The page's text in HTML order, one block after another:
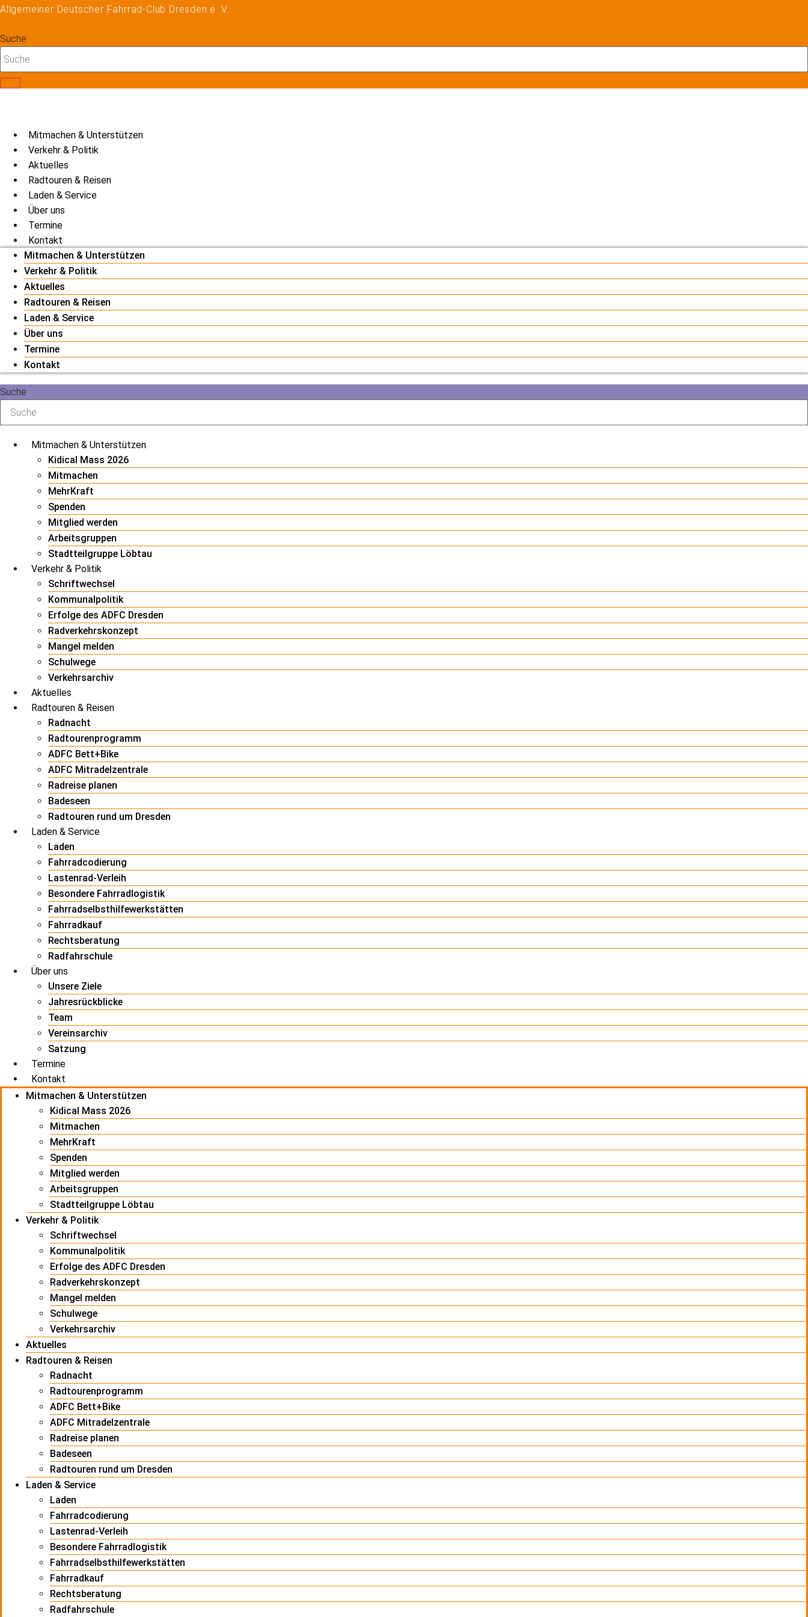
Zum
springen
Allgemeiner Deutscher Fahrrad-Club Dresden e. V.
Suche
Mitmachen & Unterstützen
Verkehr & Politik
Aktuelles
Radtouren & Reisen
Laden & Service
Über uns
Termine
Kontakt
Mitmachen & Unterstützen
Verkehr & Politik
Aktuelles
Radtouren & Reisen
Laden & Service
Über uns
Termine
Kontakt
Suche
Mitmachen & Unterstützen
Kidical Mass 2026
Mitmachen
MehrKraft
Spenden
Mitglied werden
Arbeitsgruppen
Stadtteilgruppe Löbtau
Verkehr & Politik
Schriftwechsel
Kommunalpolitik
Erfolge des ADFC Dresden
Radverkehrskonzept
Mangel melden
Schulwege
Verkehrsarchiv
Aktuelles
Radtouren & Reisen
Radnacht
Radtourenprogramm
ADFC Bett+Bike
ADFC Mitradelzentrale
Radreise planen
Badeseen
Radtouren rund um Dresden
Laden & Service
Laden
Fahrradcodierung
Lastenrad-Verleih
Besondere Fahrradlogistik
Fahrradselbsthilfewerkstätten
Fahrradkauf
Rechtsberatung
Radfahrschule
Über uns
Unsere Ziele
Jahresrückblicke
Team
Vereinsarchiv
Satzung
Termine
Kontakt
Mitmachen & Unterstützen
Kidical Mass 2026
Mitmachen
MehrKraft
Spenden
Mitglied werden
Arbeitsgruppen
Stadtteilgruppe Löbtau
Verkehr & Politik
Schriftwechsel
Kommunalpolitik
Erfolge des ADFC Dresden
Radverkehrskonzept
Mangel melden
Schulwege
Verkehrsarchiv
Aktuelles
Radtouren & Reisen
Radnacht
Radtourenprogramm
ADFC Bett+Bike
ADFC Mitradelzentrale
Radreise planen
Badeseen
Radtouren rund um Dresden
Laden & Service
Laden
Fahrradcodierung
Lastenrad-Verleih
Besondere Fahrradlogistik
Fahrradselbsthilfewerkstätten
Fahrradkauf
Rechtsberatung
Radfahrschule